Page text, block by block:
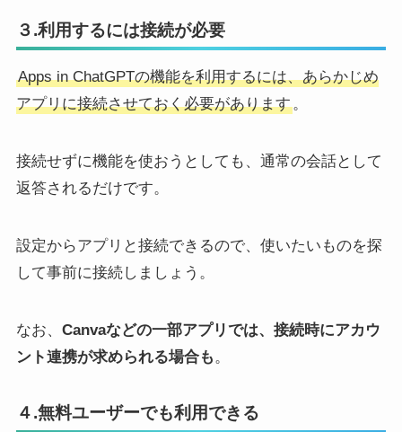
３.利用するには接続が必要
Apps in ChatGPTの機能を利用するには、あらかじめ
アプリに接続させておく必要があります。
接続せずに機能を使おうとしても、通常の会話として
返答されるだけです。
設定からアプリと接続できるので、使いたいものを探
して事前に接続しましょう。
なお、 Canvaなどの一部アプリでは、接続時にアカウ
ント連携が求められる場合も。
４.無料ユーザーでも利用できる